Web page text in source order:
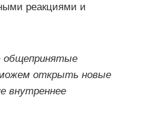
реакциями и
общепринятые
открыть новые
внутреннее